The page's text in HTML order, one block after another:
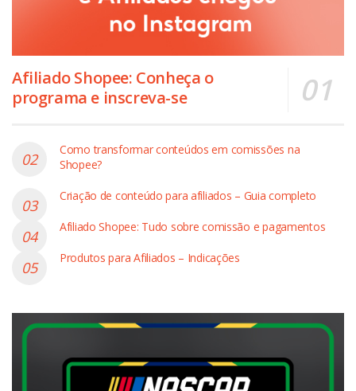
Afiliado Shopee: Conheça o
programa e inscreva-se
Como transformar conteúdos em comissões na
Shopee?
Criação de conteúdo para afiliados – Guia completo
Afiliado Shopee: Tudo sobre comissão e pagamentos
Produtos para Afiliados – Indicações